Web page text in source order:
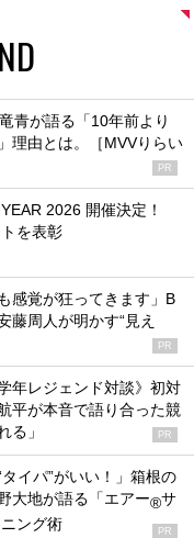
青が語る「10年前より
理由とは。［MVVりらい
PR
2026 開催決定！
を表彰
感覚が狂ってきます」B
藤周人が明かす“見え
PR
年レジェンド対談》初対
平が本音で語り合った競
る」
PR
イパ”がいい！」箱根の
大地が語る「エアー®サ
ング術 PR